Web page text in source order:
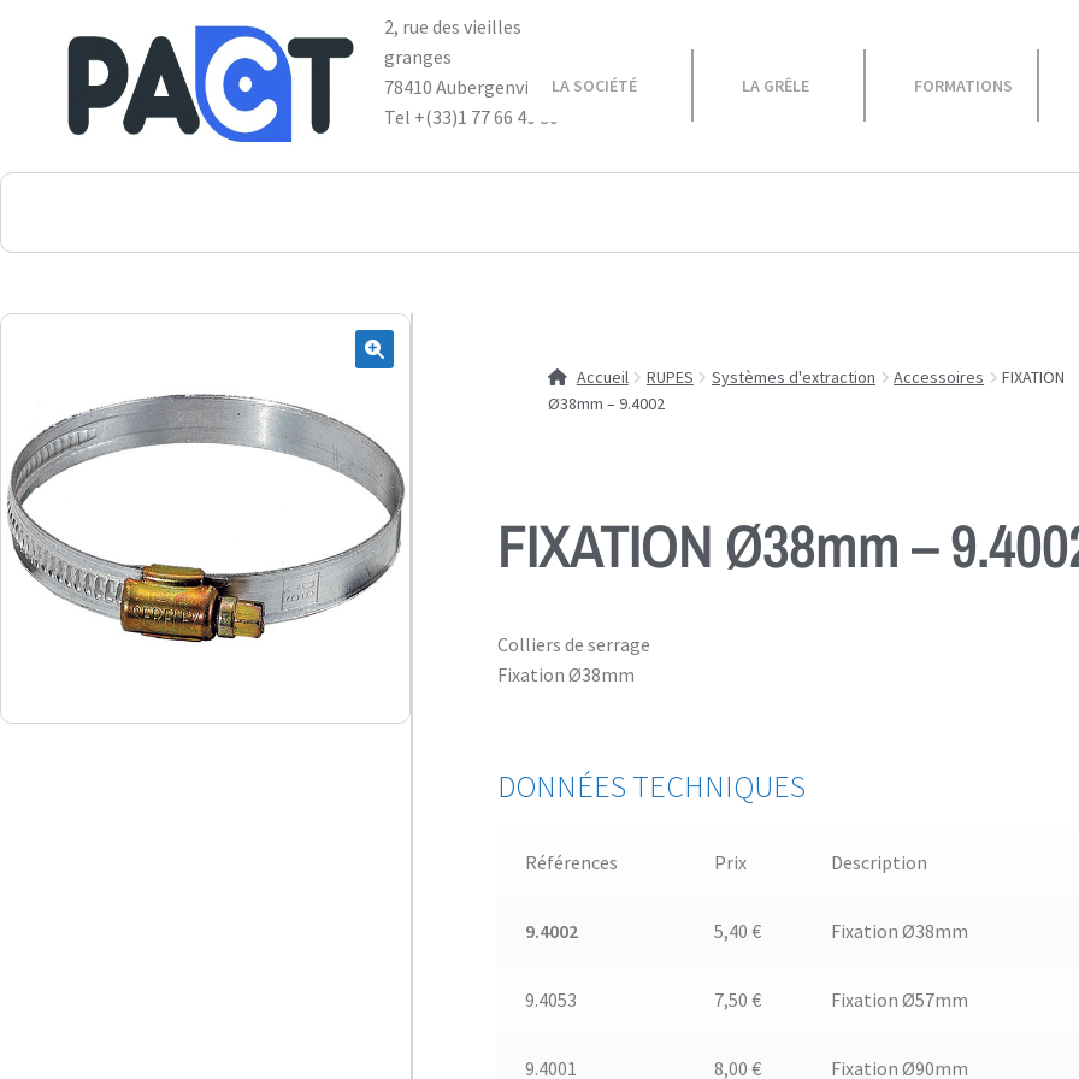
2, rue des vieilles
granges
78410 Aubergenville
Tel +(33)1 77 66 40 80
LA SOCIÉTÉ LA GRÊLE FORMATIONS
Accueil RUPES Systèmes d'extraction Accessoires
FIXATION
Ø38mm – 9.4002
FIXATION Ø38mm –
Colliers de serrage
Fixation Ø38mm
DONNÉES TECHNIQUES
Références Prix Description
9.4002 5,40 € Fixation Ø38mm
9.4053 7,50 € Fixation Ø57mm
9.4001 8,00 € Fixation Ø90mm